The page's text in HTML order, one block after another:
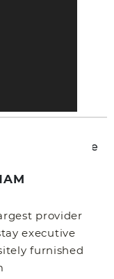
provider
executive
furnished